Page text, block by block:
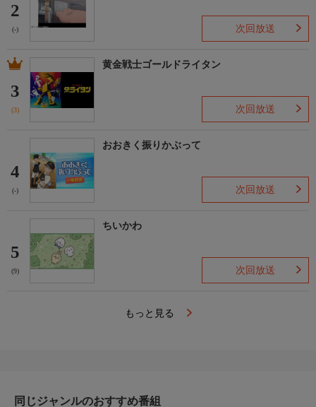
2
(-) 次回放送
3
(3)
黄金戦士ゴールドライタン
次回放送
4
(-)
おおきく振りかぶって
次回放送
5
(9)
ちいかわ
次回放送
もっと見る
同じジャンルのおすすめ番組